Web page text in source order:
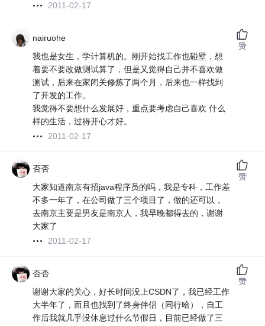
2011-02-17
nairuohe
我也是女生，学计算机的。刚开始找工作也碰壁，想
着要不要改做测试算了，但是又觉得自己并不喜欢做
测试，后来在家闭关修炼了两个月，后来也一样找到
了开发的工作。
我觉得不要想什么发展好，重点要考虑自己喜欢 什么
样的生活，过得开心才好。
2011-02-17
赞
否否
大家知道南京有招java程序员的吗，我是专科，工作差
不多一年了，在公司做了三个项目了，做的还可以，
去南京主要是男友是南京人，我早晚都得去的，谢谢
大家了
2011-02-17
赞
否否
谢谢大家的关心，好长时间没上CSDN了，我已经工作
大半年了，而且也找到了终身伴侣（同行哈），自工
作后我就几乎没休息过什么节假日，目前已经做了三
赞